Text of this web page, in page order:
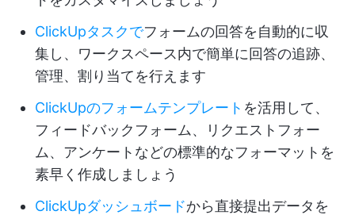
ClickUpタスクでフォームの回答を自動的に収
集し、ワークスペース内で簡単に回答の追跡、
管理、割り当てを行えます
ClickUpのフォームテンプレート を活用して、
フィードバックフォーム、リクエストフォー
ム、アンケートなどの標準的なフォーマットを
素早く作成しましょう
ClickUpダッシュボードから直接提出データを